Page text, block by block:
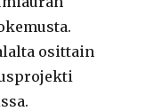
osittain